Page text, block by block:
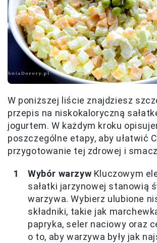
W poniższej liście znajdziesz
przepis na niskokaloryczną
jogurtem. W każdym kroku
poszczególne etapy, aby ułatwić
przygotowanie tej zdrowej i
Wybór warzyw Kluczowym
sałatki jarzynowej stanowią
warzywa. Wybierz ulubione
składniki, takie jak
papryka, seler naciowy oraz
o to, aby warzywa były jak